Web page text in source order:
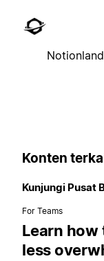
Notionland
Konten
Kunjungi Pusat
For Teams
Learn how
less